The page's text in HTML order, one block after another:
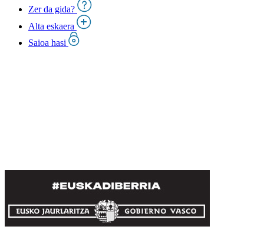
Zer da gida?
Alta eskaera
Saioa hasi